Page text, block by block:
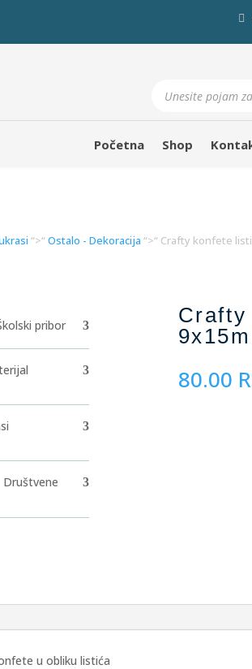
search
Početna Shop
“>“Ostalo - Dekoracija “>“ Crafty konfete
pribor
Društvene
80.00
u obliku listića